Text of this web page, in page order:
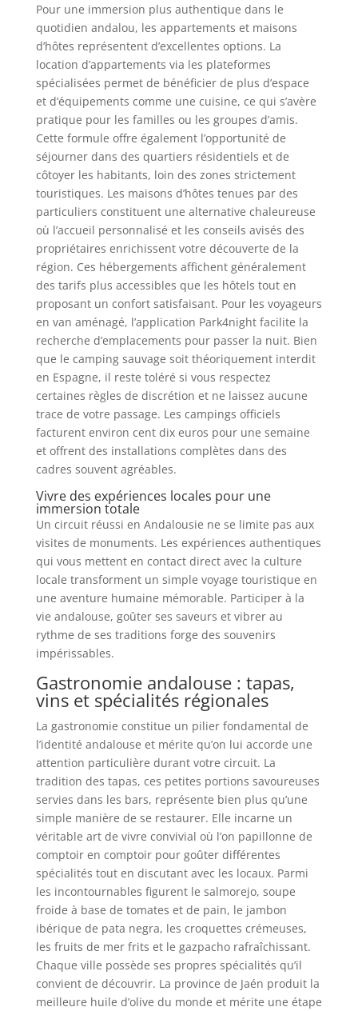
Pour une immersion plus authentique dans le
quotidien andalou, les appartements et maisons
d’hôtes représentent d’excellentes options. La
location d’appartements via les plateformes
spécialisées permet de bénéficier de plus d’espace
et d’équipements comme une cuisine, ce qui s’avère
pratique pour les familles ou les groupes d’amis.
Cette formule offre également l’opportunité de
séjourner dans des quartiers résidentiels et de
côtoyer les habitants, loin des zones strictement
touristiques. Les maisons d’hôtes tenues par des
particuliers constituent une alternative chaleureuse
où l’accueil personnalisé et les conseils avisés des
propriétaires enrichissent votre découverte de la
région. Ces hébergements affichent généralement
des tarifs plus accessibles que les hôtels tout en
proposant un confort satisfaisant. Pour les voyageurs
en van aménagé, l’application Park4night facilite la
recherche d’emplacements pour passer la nuit. Bien
que le camping sauvage soit théoriquement interdit
en Espagne, il reste toléré si vous respectez
certaines règles de discrétion et ne laissez aucune
trace de votre passage. Les campings officiels
facturent environ cent dix euros pour une semaine
et offrent des installations complètes dans des
cadres souvent agréables.
Vivre des expériences locales pour une
immersion totale
Un circuit réussi en Andalousie ne se limite pas aux
visites de monuments. Les expériences authentiques
qui vous mettent en contact direct avec la culture
locale transforment un simple voyage touristique en
une aventure humaine mémorable. Participer à la
vie andalouse, goûter ses saveurs et vibrer au
rythme de ses traditions forge des souvenirs
impérissables.
Gastronomie andalouse : tapas,
vins et spécialités régionales
La gastronomie constitue un pilier fondamental de
l’identité andalouse et mérite qu’on lui accorde une
attention particulière durant votre circuit. La
tradition des tapas, ces petites portions savoureuses
servies dans les bars, représente bien plus qu’une
simple manière de se restaurer. Elle incarne un
véritable art de vivre convivial où l’on papillonne de
comptoir en comptoir pour goûter différentes
spécialités tout en discutant avec les locaux. Parmi
les incontournables figurent le salmorejo, soupe
froide à base de tomates et de pain, le jambon
ibérique de pata negra, les croquettes crémeuses,
les fruits de mer frits et le gazpacho rafraîchissant.
Chaque ville possède ses propres spécialités qu’il
convient de découvrir. La province de Jaén produit la
meilleure huile d’olive du monde et mérite une étape